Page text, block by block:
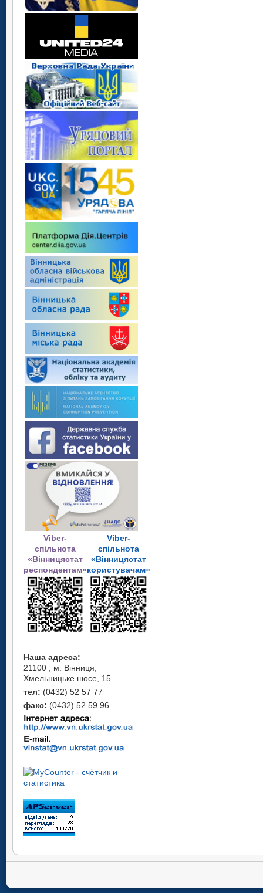
Viber-
спільнота
«Вінницястат
респондентам»
Viber-
спільнота
«Вінницястат
користувачам»
Наша адреса:
21100 , м. Вінниця,
Хмельницьке шосе, 15
тел: (0432) 52 57 77
факс: (0432) 52 59 96